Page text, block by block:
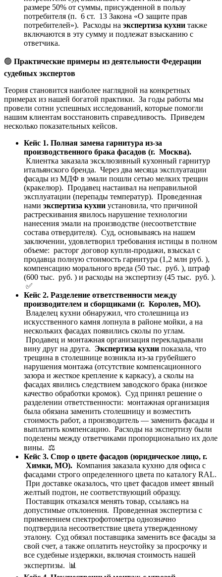
размере 50% от суммы, присужденной в пользу
потребителя (п. 6 ст. 13 Закона «О защите прав
потребителей»). Расходы на экспертиза кухни также
включаются в эту сумму и подлежат взысканию с
ответчика.
🟢 Практические примеры из деятельности Федерации
судебных экспертов
Теория становится наиболее наглядной на конкретных
примерах из нашей богатой практики. За годы работы мы
провели сотни успешных исследований, которые помогли
нашим клиентам восстановить справедливость. Приведем
несколько показательных кейсов.
Кейс 1. Полная замена гарнитура из-за
производственного брака фасадов (г. Москва).
Клиентка заказала эксклюзивный кухонный гарнитур
итальянского бренда. Через два месяца эксплуатации
фасады из МДФ в эмали пошли сетью мелких трещин
(кракелюр). Продавец настаивал на неправильной
эксплуатации (перепады температур). Проведенная
нами экспертиза кухни установила, что причиной
растрескивания явилось нарушение технологии
нанесения эмали на производстве (несоответствие
состава отвердителя). Суд, основываясь на нашем
заключении, удовлетворил требования истицы в полном
объеме: расторг договор купли-продажи, взыскал с
продавца полную стоимость гарнитура (1,2 млн руб. ),
компенсацию морального вреда (50 тыс. руб. ), штраф
(600 тыс. руб. ) и расходы на экспертизу (45 тыс. руб. ).
✅
Кейс 2. Разделение ответственности между
производителем и сборщиками (г. Королев, МО).
Владелец кухни обнаружил, что столешница из
искусственного камня лопнула в районе мойки, а на
нескольких фасадах появились сколы по углам.
Продавец и монтажная организация перекладывали
вину друг на друга. Экспертиза кухни показала, что
трещина в столешнице возникла из-за грубейшего
нарушения монтажа (отсутствие компенсационного
зазора и жесткое крепление к каркасу), а сколы на
фасадах явились следствием заводского брака (низкое
качество обработки кромок). Суд принял решение о
разделении ответственности: монтажная организация
была обязана заменить столешницу и возместить
стоимость работ, а производитель — заменить фасады и
выплатить компенсацию. Расходы на экспертизу были
поделены между ответчиками пропорционально их доле
вины. ⚖️
Кейс 3. Спор о цвете фасадов (юридическое лицо, г.
Химки, МО). Компания заказала кухню для офиса с
фасадами строго определенного цвета по каталогу RAL.
При доставке оказалось, что цвет фасадов имеет явный
желтый подтон, не соответствующий образцу.
Поставщик отказался менять товар, ссылаясь на
допустимые отклонения. Проведенная экспертиза с
применением спектрофотометра однозначно
подтвердила несоответствие цвета утвержденному
эталону. Суд обязал поставщика заменить все фасады за
свой счет, а также оплатить неустойку за просрочку и
все судебные издержки, включая стоимость нашей
экспертизы. 📊